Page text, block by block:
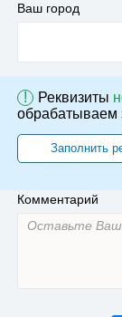
Ваш город
! Реквизиты
обрабатываем
Заполнить
Комментарий